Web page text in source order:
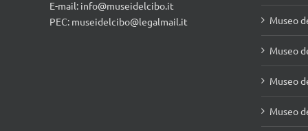
Museo
Museo